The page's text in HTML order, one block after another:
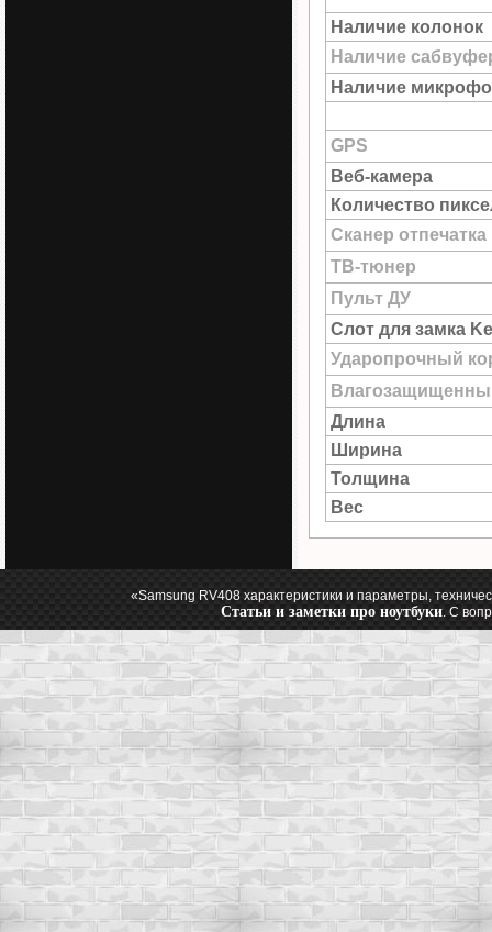
Наличие колонок
Наличие
Наличие
GPS
Веб-камера
Количество
Сканер
ТВ-тюнер
Пульт ДУ
Слот для замка
Ударопрочный
Длина
Ширина
Толщина
Вес
«Samsung RV408 характеристики и параметры,
Статьи и заметки про ноутбуки. С